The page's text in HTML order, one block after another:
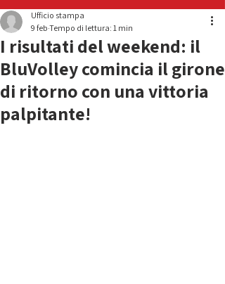
I risultati del weekend: il
BluVolley comincia il girone
di ritorno con una vittoria
palpitante!
Ufficio stampa
9 feb Tempo di lettura: 1 min